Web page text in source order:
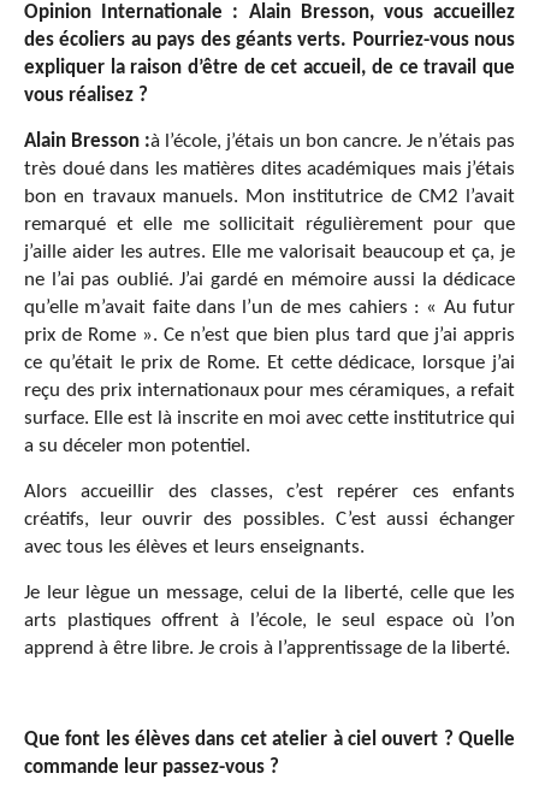
Opinion Internationale : Alain Bresson, vous accueillez
des écoliers au pays des géants verts. Pourriez-vous nous
expliquer la raison d’être de cet accueil, de ce travail que
vous réalisez ?
Alain Bresson :à l’école, j’étais un bon cancre. Je n’étais pas
très doué dans les matières dites académiques mais j’étais
bon en travaux manuels. Mon institutrice de CM2 l’avait
remarqué et elle me sollicitait régulièrement pour que
j’aille aider les autres. Elle me valorisait beaucoup et ça, je
ne l’ai pas oublié. J’ai gardé en mémoire aussi la dédicace
qu’elle m’avait faite dans l’un de mes cahiers : « Au futur
prix de Rome ». Ce n’est que bien plus tard que j’ai appris
ce qu’était le prix de Rome. Et cette dédicace, lorsque j’ai
reçu des prix internationaux pour mes céramiques, a refait
surface. Elle est là inscrite en moi avec cette institutrice qui
a su déceler mon potentiel.
Alors accueillir des classes, c’est repérer ces enfants
créatifs, leur ouvrir des possibles. C’est aussi échanger
avec tous les élèves et leurs enseignants.
Je leur lègue un message, celui de la liberté, celle que les
arts plastiques offrent à l’école, le seul espace où l’on
apprend à être libre. Je crois à l’apprentissage de la liberté.
Que font les élèves dans cet atelier à ciel ouvert ? Quelle
commande leur passez-vous ?